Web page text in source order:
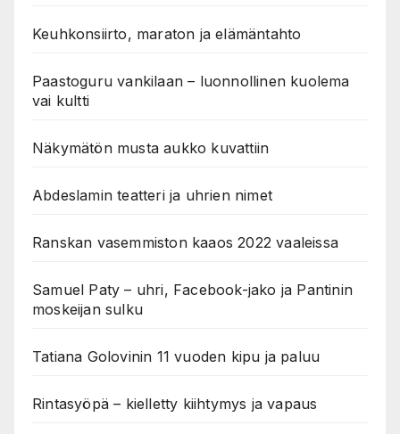
Keuhkonsiirto, maraton ja elämäntahto
Paastoguru vankilaan – luonnollinen kuolema
vai kultti
Näkymätön musta aukko kuvattiin
Abdeslamin teatteri ja uhrien nimet
Ranskan vasemmiston kaaos 2022 vaaleissa
Samuel Paty – uhri, Facebook-jako ja Pantinin
moskeijan sulku
Tatiana Golovinin 11 vuoden kipu ja paluu
Rintasyöpä – kielletty kiihtymys ja vapaus